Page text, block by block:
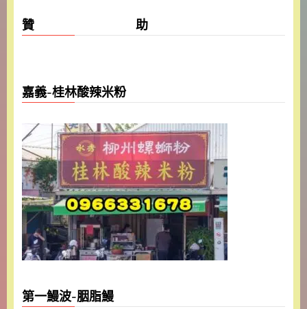
贊 助
嘉義-桂林酸辣米粉
第一鰻波-胭脂鰻